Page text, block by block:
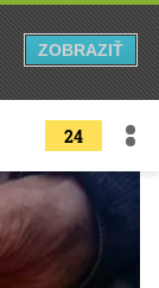
24
ZOBRAZIŤ